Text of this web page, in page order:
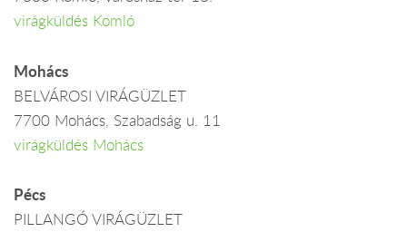
virágküldés Komló
Mohács
BELVÁROSI VIRÁGÜZLET
7700 Mohács, Szabadság u. 11
virágküldés Mohács
Pécs
PILLANGÓ VIRÁGÜZLET